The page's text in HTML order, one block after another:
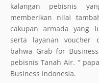
kalangan pebisnis
memberikan nilai
cakupan armada yang
serta layanan voucher
bahwa Grab for
pebisnis Tanah Air. “
Business Indonesia.